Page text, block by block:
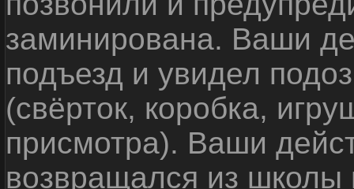
заминирована. Ваши
подъезд и увидел
(свёрток, коробка,
присмотра). Ваши
возвращался из школы